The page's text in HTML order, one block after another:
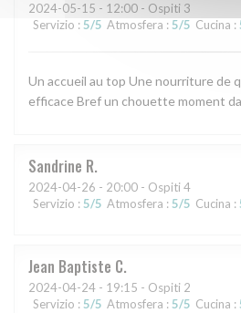
2024-05-15 - 12:00 - Ospiti 3
Servizio : 5/5 Atmosfera : 5/5 Cucina :
Un accueil au top Une nourriture de
efficace Bref un chouette moment
Sandrine R
2024-04-26 - 20:00 - Ospiti 4
Servizio : 5/5 Atmosfera : 5/5 Cucina :
Jean Baptiste C
2024-04-24 - 19:15 - Ospiti 2
Servizio : 5/5 Atmosfera : 5/5 Cucina :